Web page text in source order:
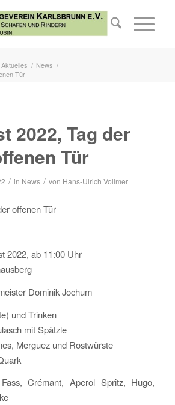
Aktuelles / News /
Tür
2022, Tag der
Tür
/ in News / von Hans-Ulrich Vollmer
offenen Tür
2022, ab 11:00 Uhr
Dominik Jochum
und Trinken
mit Spätzle
Merguez und Rostwürste
Crémant, Aperol Spritz, Hugo,